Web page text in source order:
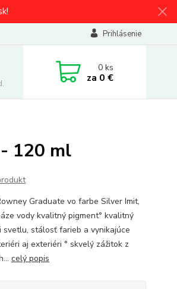
Prihlásenie
0ks
za 0 €
120 ml
Graduate vo farbe Silver Imit,
vody kvalitný pigment° kvalitný
svetlu, stálosť farieb a vynikajúce
aj exteriéri ° skvelý zážitok z
celý popis